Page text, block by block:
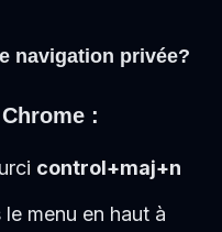
navigation privée?
:
control+maj+n
menu en haut à